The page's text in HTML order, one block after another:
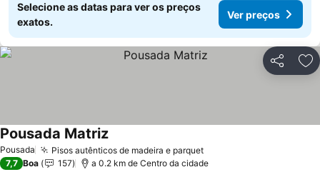
Selecione as datas para ver os preços
exatos.
Ver preços
Partilhar
Pousada Pisos autênticos de madeira e parquet
Pousada Matriz
7,7 Boa 157 a 0.2 km de Centro da cidade